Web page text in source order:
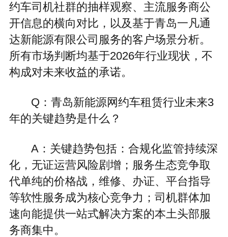
约车司机社群的抽样观察、主流服务商公
开信息的横向对比，以及基于青岛一凡通
达新能源有限公司服务的客户场景分析。
所有市场判断均基于2026年行业现状，不
构成对未来收益的承诺。
Q：青岛新能源网约车租赁行业未来3
年的关键趋势是什么？
A：关键趋势包括：合规化监管持续深
化，无证运营风险剧增；服务生态竞争取
代单纯的价格战，维修、办证、平台指导
等软性服务成为核心竞争力；司机群体加
速向能提供一站式解决方案的本土头部服
务商集中。